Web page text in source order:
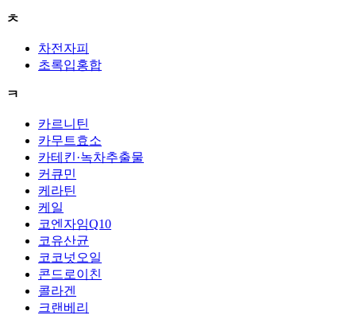
ㅊ
차전자피
초록입홍합
ㅋ
카르니틴
카무트효소
카테킨·녹차추출물
커큐민
케라틴
케일
코엔자임Q10
코유산균
코코넛오일
콘드로이친
콜라겐
크랜베리